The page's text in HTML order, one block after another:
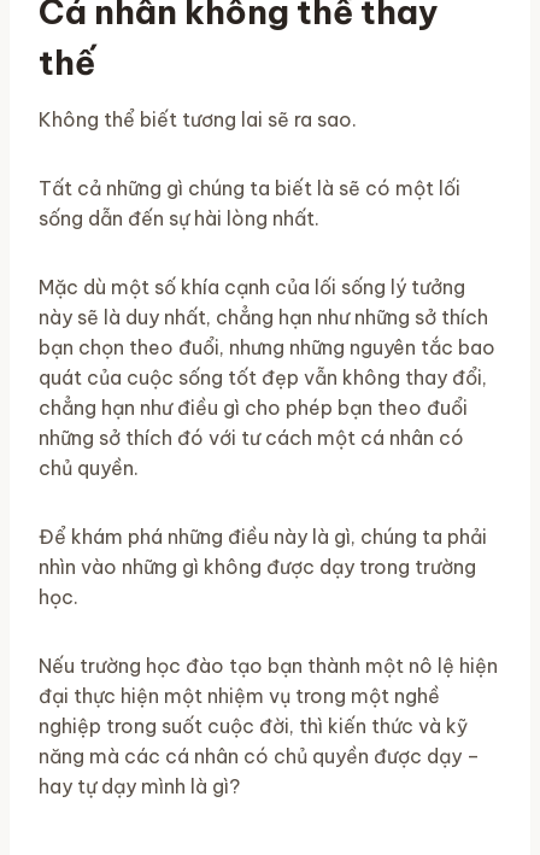
Cá nhân không thể thay
thế
Không thể biết tương lai sẽ ra sao.
Tất cả những gì chúng ta biết là sẽ có một lối
sống dẫn đến sự hài lòng nhất.
Mặc dù một số khía cạnh của lối sống lý tưởng
này sẽ là duy nhất, chẳng hạn như những sở thích
bạn chọn theo đuổi, nhưng những nguyên tắc bao
quát của cuộc sống tốt đẹp vẫn không thay đổi,
chẳng hạn như điều gì cho phép bạn theo đuổi
những sở thích đó với tư cách một cá nhân có
chủ quyền.
Để khám phá những điều này là gì, chúng ta phải
nhìn vào những gì không được dạy trong trường
học.
Nếu trường học đào tạo bạn thành một nô lệ hiện
đại thực hiện một nhiệm vụ trong một nghề
nghiệp trong suốt cuộc đời, thì kiến ​​thức và kỹ
năng mà các cá nhân có chủ quyền được dạy –
hay tự dạy mình là gì?